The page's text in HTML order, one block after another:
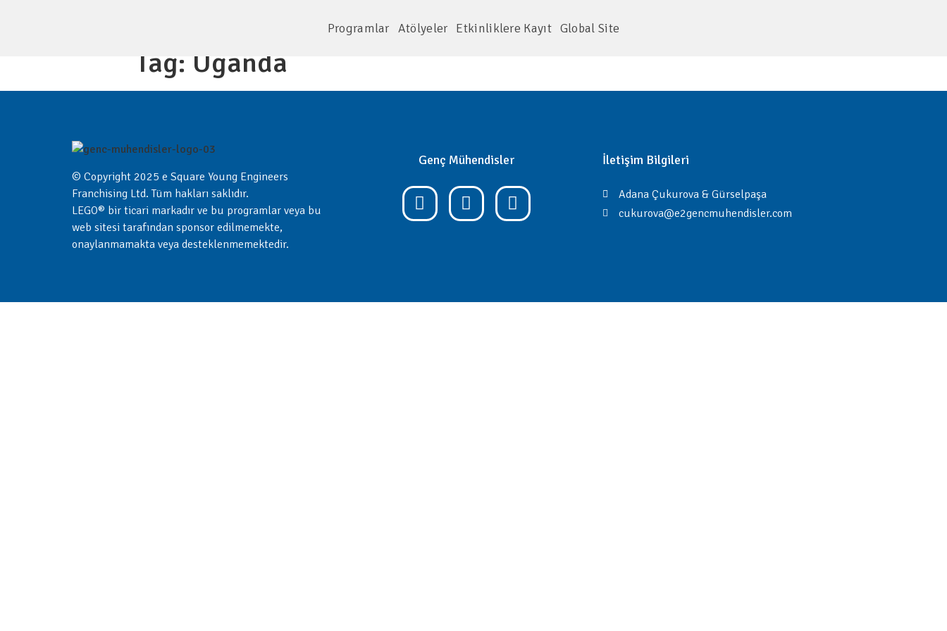
Programlar Atölyeler Etkinliklere Kayıt Global Site
Tag: Uganda
© Copyright 2025 e Square Young Engineers
Franchising Ltd. Tüm hakları saklıdır.
LEGO® bir ticari markadır ve bu programlar veya bu
web sitesi tarafından sponsor edilmemekte,
onaylanmamakta veya desteklenmemektedir.
Genç Mühendisler İletişim Bilgileri
Adana Çukurova & Gürselpaşa
cukurova@e2gencmuhendisler.com